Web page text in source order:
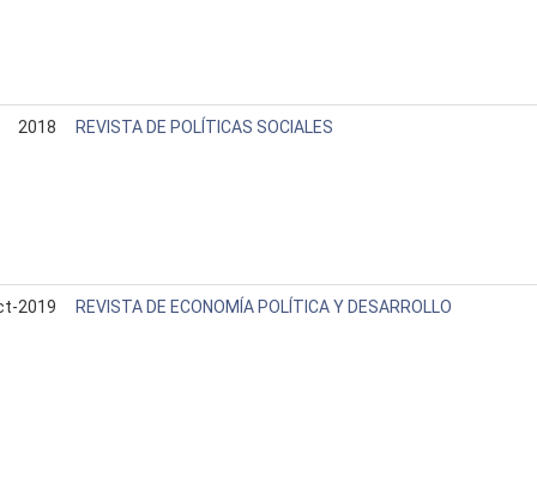
2018 REVISTA DE POLÍTICAS SOCIALES
2019 REVISTA DE ECONOMÍA POLÍTICA Y DESARROLLO